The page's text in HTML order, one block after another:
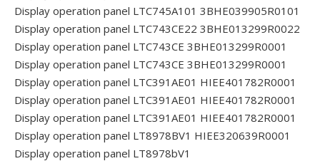
Display operation panel LTC745A101 3BHE039905R0101
Display operation panel LTC743CE22 3BHE013299R0022
Display operation panel LTC743CE 3BHE013299R0001
Display operation panel LTC743CE 3BHE013299R0001
Display operation panel LTC391AE01 HIEE401782R0001
Display operation panel LTC391AE01 HIEE401782R0001
Display operation panel LTC391AE01 HIEE401782R0001
Display operation panel LT8978BV1 HIEE320639R0001
Display operation panel LT8978bV1